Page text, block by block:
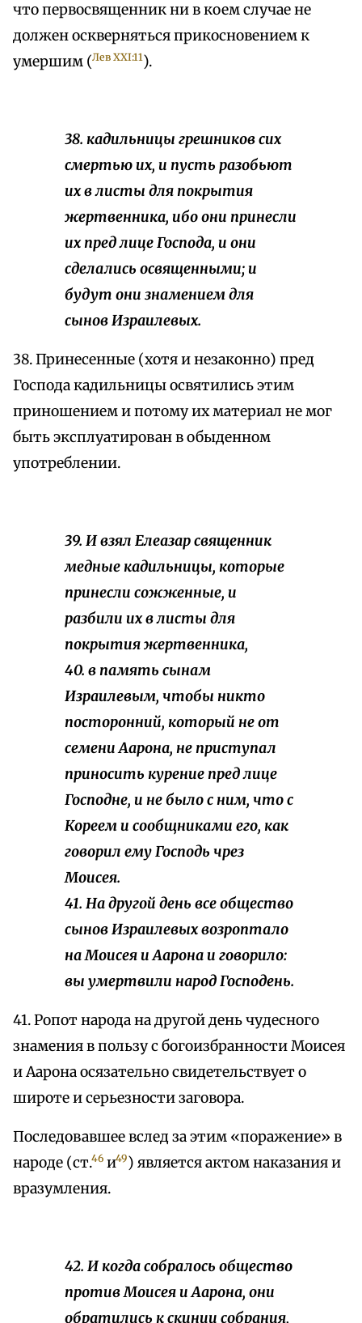
что первосвященник ни в коем случае не
должен оскверняться прикосновением к
умершим (Лев XXI:11).
38. кадильницы грешников сих
смертью их, и пусть разобьют
их в листы для покрытия
жертвенника, ибо они принесли
их пред лице Господа, и они
сделались освященными; и
будут они знамением для
сынов Израилевых.
38. Принесенные (хотя и незаконно) пред
Господа кадильницы освятились этим
приношением и потому их материал не мог
быть эксплуатирован в обыденном
употреблении.
39. И взял Елеазар священник
медные кадильницы, которые
принесли сожженные, и
разбили их в листы для
покрытия жертвенника,
40. в память сынам
Израилевым, чтобы никто
посторонний, который не от
семени Аарона, не приступал
приносить курение пред лице
Господне, и не было с ним, что с
Кореем и сообщниками его, как
говорил ему Господь чрез
Моисея.
41. На другой день все общество
сынов Израилевых возроптало
на Моисея и Аарона и говорило:
вы умертвили народ Господень.
41. Ропот народа на другой день чудесного
знамения в пользу c богоизбранности Моисея
и Аарона осязательно свидетельствует о
широте и серьезности заговора.
Последовавшее вслед за этим «поражение» в
народе (ст.46 и49) является актом наказания и
вразумления.
42. И когда собралось общество
против Моисея и Аарона, они
обратились к скинии собрания,